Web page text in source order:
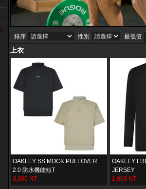
排序 性別 最低價
上衣
OAKLEY SS MOCK PULLOVER
2.0 防水機能短T
3,300 NT
OAKLEY
JERSEY
1,900 NT